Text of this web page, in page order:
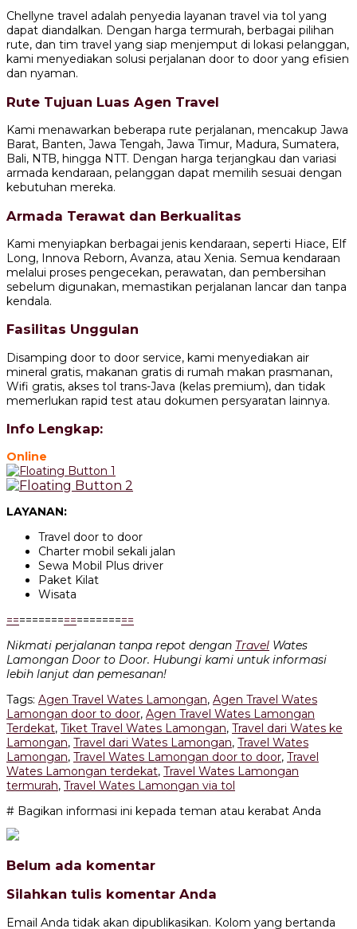
Chellyne travel adalah penyedia layanan travel via tol yang
dapat diandalkan. Dengan harga termurah, berbagai pilihan
rute, dan tim travel yang siap menjemput di lokasi pelanggan,
kami menyediakan solusi perjalanan door to door yang efisien
dan nyaman.
Rute Tujuan Luas Agen Travel
Kami menawarkan beberapa rute perjalanan, mencakup Jawa
Barat, Banten, Jawa Tengah, Jawa Timur, Madura, Sumatera,
Bali, NTB, hingga NTT. Dengan harga terjangkau dan variasi
armada kendaraan, pelanggan dapat memilih sesuai dengan
kebutuhan mereka.
Armada Terawat dan Berkualitas
Kami menyiapkan berbagai jenis kendaraan, seperti Hiace, Elf
Long, Innova Reborn, Avanza, atau Xenia. Semua kendaraan
melalui proses pengecekan, perawatan, dan pembersihan
sebelum digunakan, memastikan perjalanan lancar dan tanpa
kendala.
Fasilitas Unggulan
Disamping door to door service, kami menyediakan air
mineral gratis, makanan gratis di rumah makan prasmanan,
Wifi gratis, akses tol trans-Java (kelas premium), dan tidak
memerlukan rapid test atau dokumen persyaratan lainnya.
Info Lengkap:
Online
LAYANAN:
Travel door to door
Charter mobil sekali jalan
Sewa Mobil Plus driver
Paket Kilat
Wisata
====================
Nikmati perjalanan tanpa repot dengan Travel Wates
Lamongan Door to Door. Hubungi kami untuk informasi
lebih lanjut dan pemesanan!
Tags: Agen Travel Wates Lamongan, Agen Travel Wates
Lamongan door to door, Agen Travel Wates Lamongan
Terdekat, Tiket Travel Wates Lamongan, Travel dari Wates ke
Lamongan, Travel dari Wates Lamongan, Travel Wates
Lamongan, Travel Wates Lamongan door to door, Travel
Wates Lamongan terdekat, Travel Wates Lamongan
termurah, Travel Wates Lamongan via tol
# Bagikan informasi ini kepada teman atau kerabat Anda
Belum ada komentar
Silahkan tulis komentar Anda
Email Anda tidak akan dipublikasikan. Kolom yang bertanda